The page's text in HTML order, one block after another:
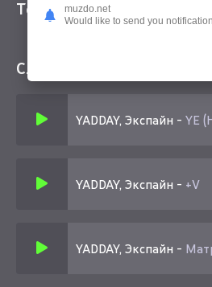
Текст песни
Слушайте еще
YADDAY, Экспайн - YE
YADDAY, Экспайн - +V
YADDAY, Экспайн -
muzdo.net
Would like to send you